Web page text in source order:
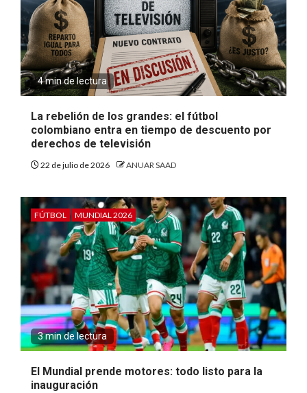
4 min de lectura
La rebelión de los grandes: el fútbol
colombiano entra en tiempo de descuento por
derechos de televisión
22 de julio de 2026 ANUAR SAAD
FÚTBOL MUNDIAL 2026
3 min de lectura
El Mundial prende motores: todo listo para la
inauguración